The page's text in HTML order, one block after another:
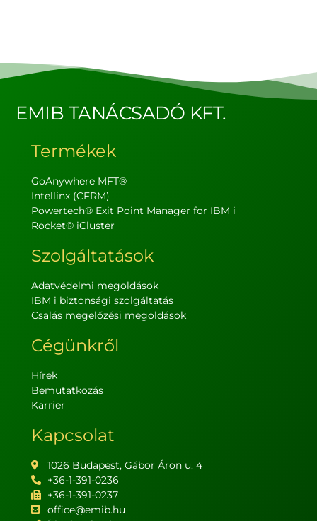
EMIB TANÁCSADÓ KFT.
Termékek
GoAnywhere MFT®
Intellinx (CFRM)
Powertech® Exit Point Manager for IBM i
Rocket® iCluster
Szolgáltatások
Adatvédelmi megoldások
IBM i biztonsági szolgáltatás
Csalás megelőzési megoldások
Cégünkről
Hírek
Bemutatkozás
Karrier
Kapcsolat
1026 Budapest, Gábor Áron u. 4
+36-1-391-0236
+36-1-391-0237
office@emib.hu